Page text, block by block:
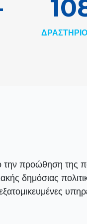
την προώθηση της
δημόσιας